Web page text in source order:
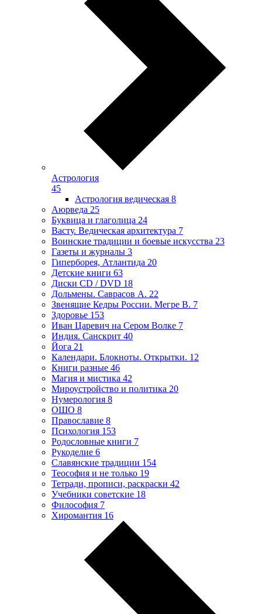
Астрология
45
Астрология ведическая 8
Аюрведа 25
Буквица и глаголица 24
Васту. Ведическая архитектура 7
Воинские традиции и боевые искусства 23
Газеты и журналы 3
Гиперборея, Атлантида 20
Детские книги 63
Диски CD / DVD 18
Дольмены. Саврасов А. 22
Звенящие Кедры России. Мегре В. 7
Здоровье 153
Иван Царевич на Сером Волке 7
Индия. Санскрит 40
Йога 21
Календари. Блокноты. Открытки. 12
Книги разные 46
Магия и мистика 42
Мироустройство и политика 20
Нумерология 8
ОШО 8
Православие 8
Психология 153
Родословные книги 7
Рукоделие 6
Славянские традиции 154
Теософия и не только 19
Тетради, прописи, раскраски 42
Учебники советские 18
Философия 7
Хиромантия 16